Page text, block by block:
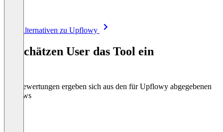
Alle Alternativen zu Upflowy
So schätzen User das Tool ein
Die Bewertungen ergeben sich aus den für Upflowy abgegebenen
Reviews